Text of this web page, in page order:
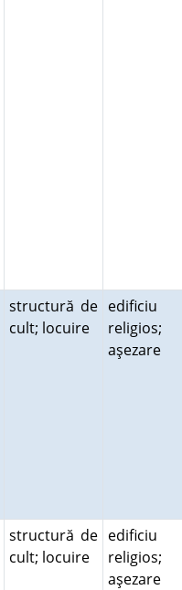
structură de
cult; locuire
edificiu
religios;
aşezare
structură de
cult; locuire
edificiu
religios;
aşezare